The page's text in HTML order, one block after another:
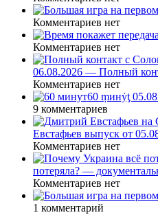
Комментариев нет
Комментариев нет
06.08.2026 — Полный
Комментариев нет
60 ṃинẏƫ
9 комментариев
Евстафьев выпуск от
Комментариев нет
потеряла? —
Комментариев нет
1 комментарий